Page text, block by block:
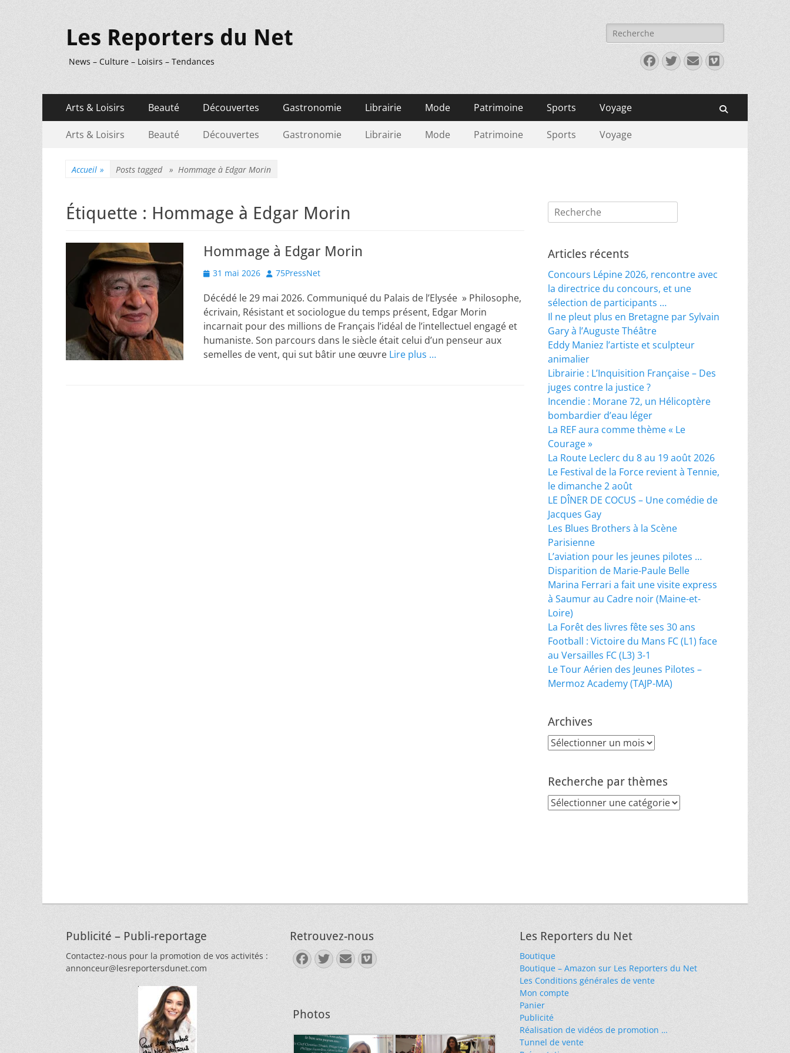
Les Reporters du Net
News – Culture – Loisirs – Tendances
Rechercher :
Facebook
Twitter
E-
mail
Vimeo
Menu
principal
contenu
Arts & Loisirs Beauté Découvertes Gastronomie Librairie Mode Patrimoine Sports Voyage
Menu
Arts & Loisirs Beauté Découvertes Gastronomie Librairie Mode Patrimoine Sports Voyage
Accueil » Posts tagged » Hommage à Edgar Morin
Étiquette : Hommage à Edgar Morin
Hommage à Edgar Morin
Posted
31 mai 2026 Author
75PressNet
Décédé le 29 mai 2026. Communiqué du Palais de l’Elysée » Philosophe,
écrivain, Résistant et sociologue du temps présent, Edgar Morin
incarnait pour des millions de Français l’idéal de l’intellectuel engagé et
humaniste. Son parcours dans le siècle était celui d’un penseur aux
semelles de vent, qui sut bâtir une œuvre Lire plus …
Rechercher :
Articles récents
Concours Lépine 2026, rencontre avec
la directrice du concours, et une
sélection de participants …
Il ne pleut plus en Bretagne par Sylvain
Gary à l’Auguste Théâtre
Eddy Maniez l’artiste et sculpteur
animalier
Librairie : L’Inquisition Française – Des
juges contre la justice ?
Incendie : Morane 72, un Hélicoptère
bombardier d’eau léger
La REF aura comme thème « Le
Courage »
La Route Leclerc du 8 au 19 août 2026
Le Festival de la Force revient à Tennie,
le dimanche 2 août
LE DÎNER DE COCUS – Une comédie de
Jacques Gay
Les Blues Brothers à la Scène
Parisienne
L’aviation pour les jeunes pilotes …
Disparition de Marie-Paule Belle
Marina Ferrari a fait une visite express
à Saumur au Cadre noir (Maine-et-
Loire)
La Forêt des livres fête ses 30 ans
Football : Victoire du Mans FC (L1) face
au Versailles FC (L3) 3-1
Le Tour Aérien des Jeunes Pilotes –
Mermoz Academy (TAJP-MA)
Archives
Archives
Recherche par thèmes
Recherche
Publicité – Publi-reportage
Contactez-nous pour la promotion de vos activités :
annonceur@lesreportersdunet.com
Retrouvez-nous
Facebook
Twitter
E-
mail
Vimeo
Photos
Les Reporters du Net
Boutique
Boutique – Amazon sur Les Reporters du Net
Les Conditions générales de vente
Mon compte
Panier
Publicité
Réalisation de vidéos de promotion …
Tunnel de vente